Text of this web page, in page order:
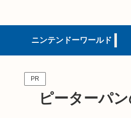
ニンテンドーワールド
PR
ピーターパ